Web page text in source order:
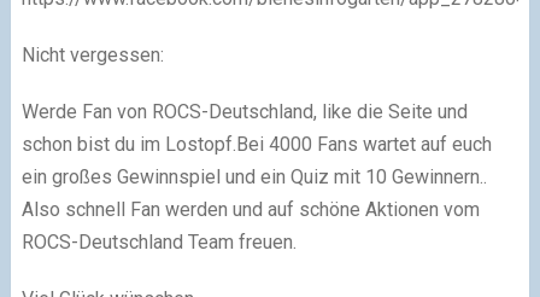
Nicht vergessen:
Werde Fan von ROCS-Deutschland, like die Seite und
schon bist du im Lostopf.Bei 4000 Fans wartet auf euch
ein großes Gewinnspiel und ein Quiz mit 10 Gewinnern..
Also schnell Fan werden und auf schöne Aktionen vom
ROCS-Deutschland Team freuen.